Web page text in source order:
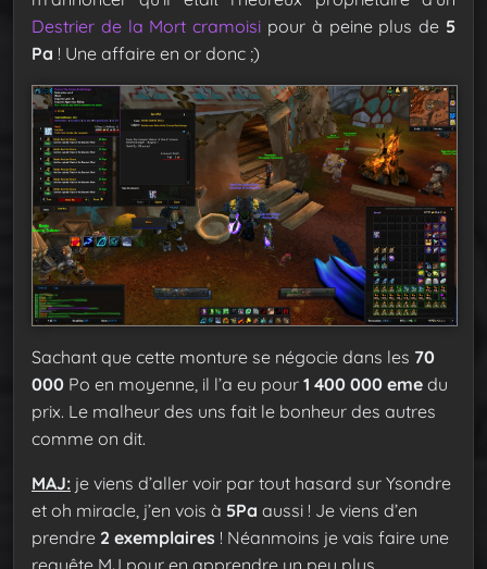
Destrier de la Mort cramoisi pour à peine plus de 5
Pa ! Une affaire en or donc ;)
Sachant que cette monture se négocie dans les 70
000 Po en moyenne, il l’a eu pour 1 400 000 eme du
prix. Le malheur des uns fait le bonheur des autres
comme on dit.
MAJ: je viens d’aller voir par tout hasard sur Ysondre
et oh miracle, j’en vois à 5Pa aussi ! Je viens d’en
prendre 2 exemplaires ! Néanmoins je vais faire une
requête MJ pour en apprendre un peu plus.